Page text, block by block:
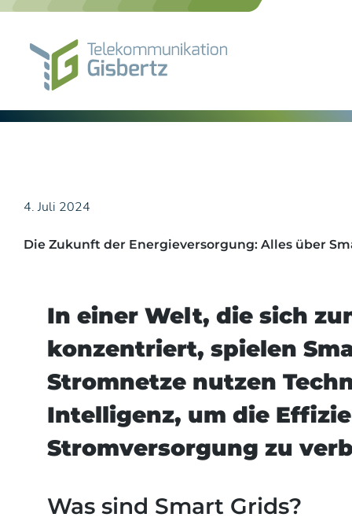
Skip
4. Juli 2024
Die Zukunft der Energieversorgung: Alles über
In einer Welt, die sich
konzentriert, spielen
Stromnetze nutzen
Intelligenz, um die
Stromversorgung zu
Was sind Smart Grids?